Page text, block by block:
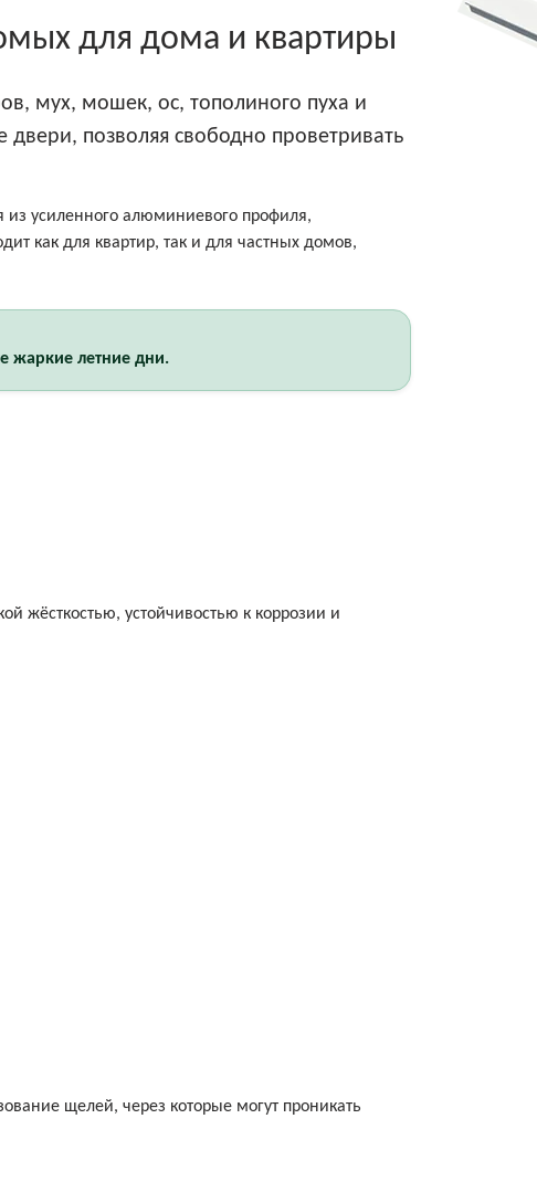
для дома и квартиры
мух, мошек, ос, тополиного пуха и
двери, позволяя свободно проветривать
из усиленного алюминиевого профиля,
как для квартир, так и для частных домов,
жаркие летние дни.
жёсткостью, устойчивостью к коррозии и
щелей, через которые могут проникать